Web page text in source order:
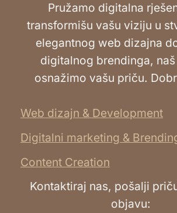
Pružamo digitalna
transformišu vašu viziju u
elegantnog web dizajna
digitalnog brendinga,
osnažimo vašu priču.
Web dizajn & Development
Digitalni marketing &
Content Creation
Kontaktiraj nas, pošalji
objavu: